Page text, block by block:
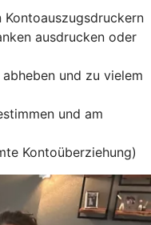
Kontoauszugsdruckern
ausdrucken oder
und zu vielem
und am
Kontoüberziehung)